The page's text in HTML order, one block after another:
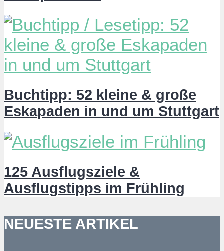
Buchtipp: 52 kleine & große
Eskapaden in und um Stuttgart
125 Ausflugsziele &
Ausflugstipps im Frühling
NEUESTE ARTIKEL